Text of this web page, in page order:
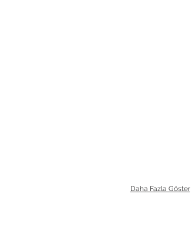
Daha Fazla Göster